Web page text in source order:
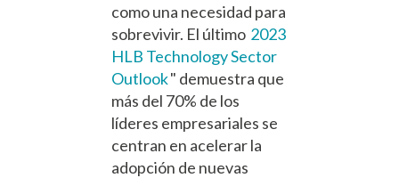
como una necesidad para
sobrevivir. El último 2023
HLB Technology Sector
Outlook" demuestra que
más del 70% de los
líderes empresariales se
centran en acelerar la
adopción de nuevas